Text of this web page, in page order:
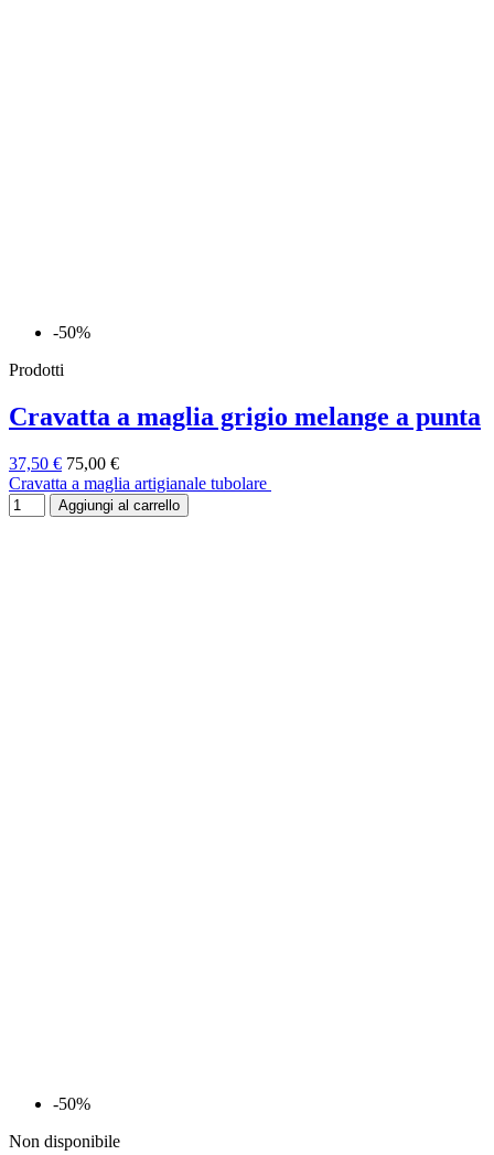
-50%
Prodotti
Cravatta a maglia grigio melange a punta
37,50 € 75,00 €
Cravatta a maglia artigianale tubolare
Aggiungi al carrello
-50%
Non disponibile